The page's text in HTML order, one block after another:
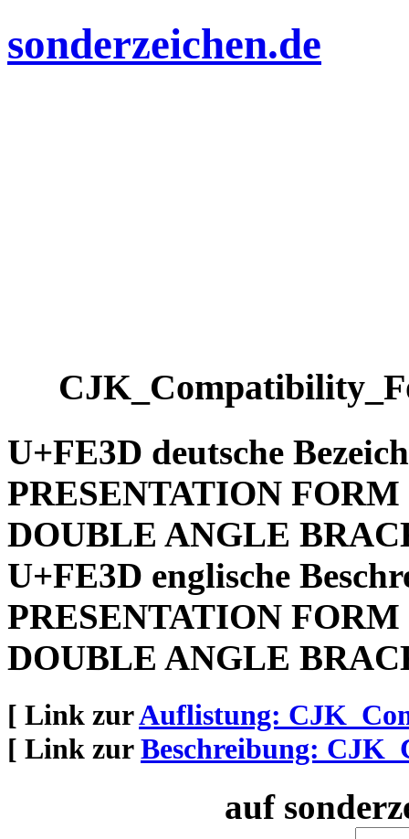
sonderzeichen.de
U+FE3D deutsche
PRESENTATION
DOUBLE ANGLE
U+FE3D englische
PRESENTATION
DOUBLE ANGLE
[ Link zurAuflistung:
[ Link zurBeschreibung:
auf